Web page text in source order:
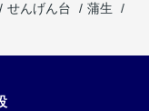
せんげん台
蒲生